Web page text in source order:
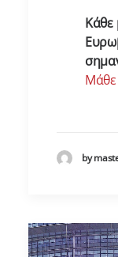
Κάθε
Μάθε
by